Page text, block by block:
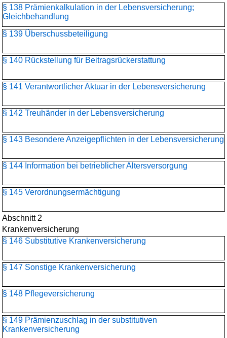
§ 138 Prämienkalkulation in der Lebensversicherung;
Gleichbehandlung
§ 139 Überschussbeteiligung
§ 140 Rückstellung für Beitragsrückerstattung
§ 141 Verantwortlicher Aktuar in der Lebensversicherung
§ 142 Treuhänder in der Lebensversicherung
§ 143 Besondere Anzeigepflichten in der Lebensversicherung
§ 144 Information bei betrieblicher Altersversorgung
§ 145 Verordnungsermächtigung
Abschnitt 2
Krankenversicherung
§ 146 Substitutive Krankenversicherung
§ 147 Sonstige Krankenversicherung
§ 148 Pflegeversicherung
§ 149 Prämienzuschlag in der substitutiven
Krankenversicherung